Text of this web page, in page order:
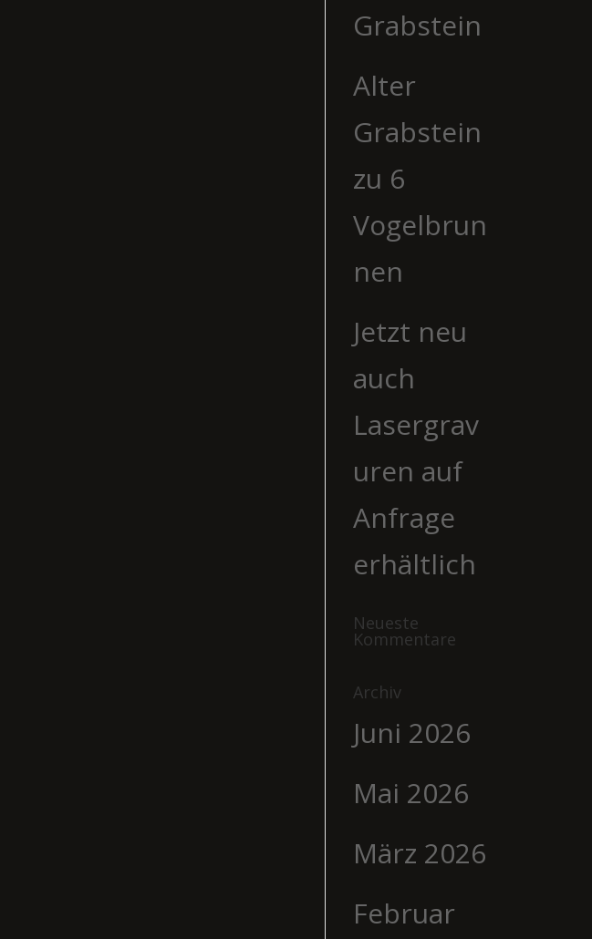
Grabstein
Alter
Grabstein
zu 6
Vogelbrun
nen
Jetzt neu
auch
Lasergrav
uren auf
Anfrage
erhältlich
Neueste
Kommentare
Archiv
Juni 2026
Mai 2026
März 2026
Februar